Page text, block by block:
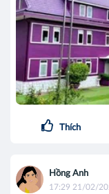
Thích
Hồng Anh
17:29 21/02/